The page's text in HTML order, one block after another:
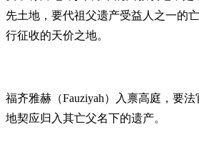
先土地，要代祖父遗产受益人之一的
行征收的天价之地。
福齐雅赫（Fauziyah）入禀高庭，要法
地契应归入其亡父名下的遗产。